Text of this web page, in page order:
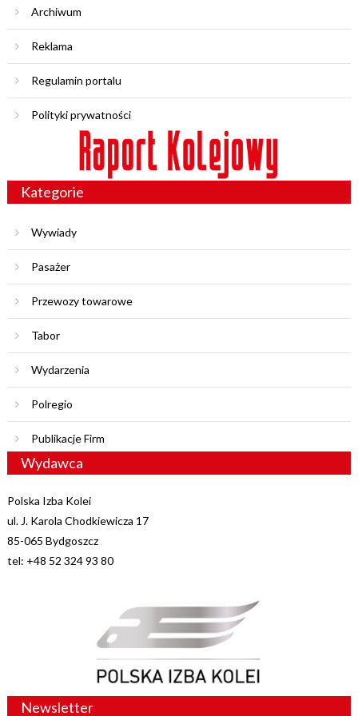
Archiwum
Reklama
Regulamin portalu
Polityki prywatności
Kategorie
Wywiady
Pasażer
Przewozy towarowe
Tabor
Wydarzenia
Polregio
Publikacje Firm
Wydawca
Polska Izba Kolei
ul. J. Karola Chodkiewicza 17
85-065 Bydgoszcz
tel: +48 52 324 93 80
Newsletter